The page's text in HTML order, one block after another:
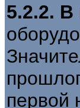
5.2.2.
первой